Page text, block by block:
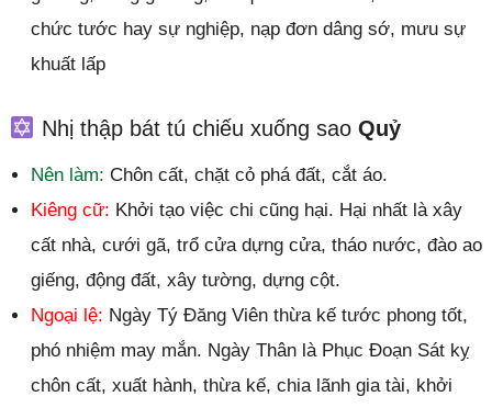
chức tước hay sự nghiệp, nạp đơn dâng sớ, mưu sự
khuất lấp
Nhị thập bát tú chiếu xuống sao Quỷ
Nên làm: Chôn cất, chặt cỏ phá đất, cắt áo.
Kiêng cữ: Khởi tạo việc chi cũng hại. Hại nhất là xây
cất nhà, cưới gã, trổ cửa dựng cửa, tháo nước, đào ao
giếng, động đất, xây tường, dựng cột.
Ngoại lệ: Ngày Tý Đăng Viên thừa kế tước phong tốt,
phó nhiệm may mắn. Ngày Thân là Phục Đoạn Sát kỵ
chôn cất, xuất hành, thừa kế, chia lãnh gia tài, khởi